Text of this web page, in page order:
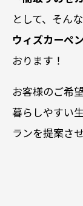
として、そん
ウィズカーペ
おります！
お客様のご希
暮らしやすい
ランを提案さ